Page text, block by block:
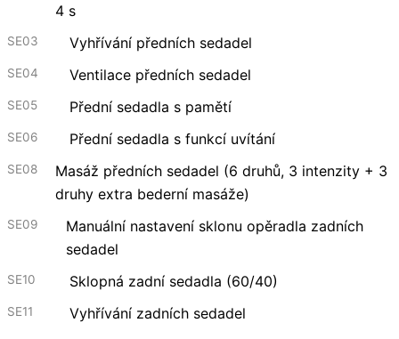
4 s
SE03 Vyhřívání předních sedadel
SE04 Ventilace předních sedadel
SE05 Přední sedadla s pamětí
SE06 Přední sedadla s funkcí uvítání
SE08
Masáž předních sedadel (6 druhů, 3 intenzity + 3
druhy extra bederní masáže)
SE09
Manuální nastavení sklonu opěradla zadních
sedadel
SE10 Sklopná zadní sedadla (60/40)
SE11 Vyhřívání zadních sedadel